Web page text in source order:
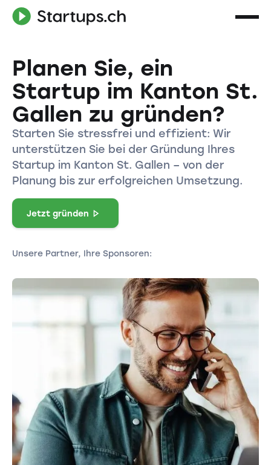
Planen Sie, ein
Startup im Kanton St.
Gallen zu gründen?
Starten Sie stressfrei und effizient: Wir
unterstützen Sie bei der Gründung Ihres
Startup im Kanton St. Gallen – von der
Planung bis zur erfolgreichen Umsetzung.
Jetzt gründen
Unsere Partner, Ihre Sponsoren: